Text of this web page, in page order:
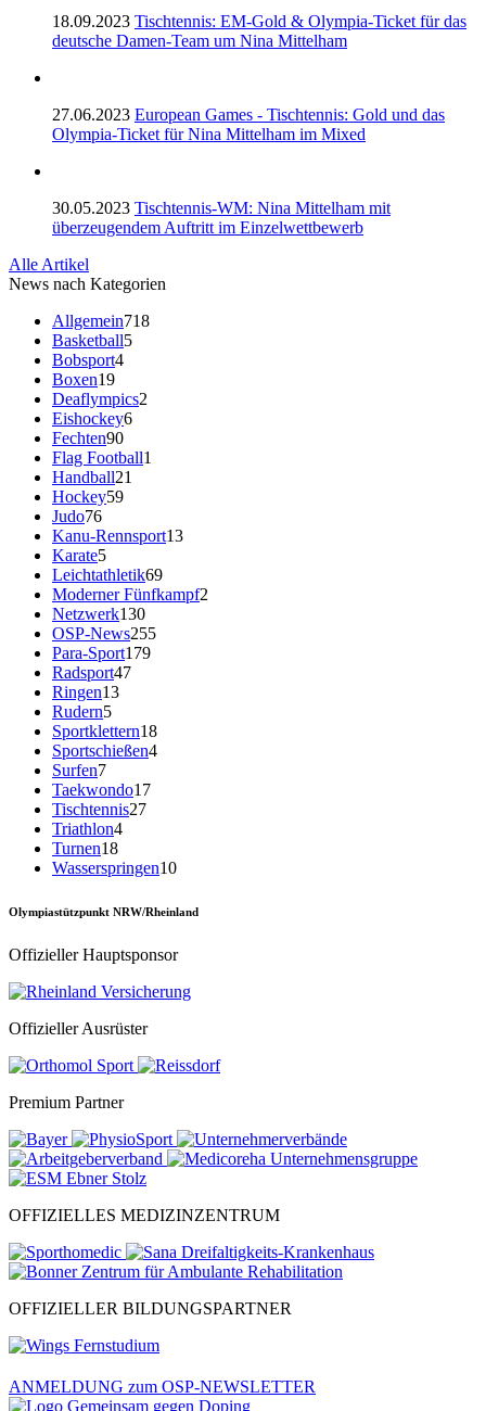
18.09.2023 Tischtennis: EM-Gold & Olympia-Ticket für das
deutsche Damen-Team um Nina Mittelham
27.06.2023 European Games - Tischtennis: Gold und das
Olympia-Ticket für Nina Mittelham im Mixed
30.05.2023 Tischtennis-WM: Nina Mittelham mit
überzeugendem Auftritt im Einzelwettbewerb
Alle Artikel
News nach Kategorien
Allgemein718
Basketball5
Bobsport4
Boxen19
Deaflympics2
Eishockey6
Fechten90
Flag Football1
Handball21
Hockey59
Judo76
Kanu-Rennsport13
Karate5
Leichtathletik69
Moderner Fünfkampf2
Netzwerk130
OSP-News255
Para-Sport179
Radsport47
Ringen13
Rudern5
Sportklettern18
Sportschießen4
Surfen7
Taekwondo17
Tischtennis27
Triathlon4
Turnen18
Wasserspringen10
Olympiastützpunkt NRW/Rheinland
Offizieller Hauptsponsor
Offizieller Ausrüster
Premium Partner
OFFIZIELLES MEDIZINZENTRUM
OFFIZIELLER BILDUNGSPARTNER
ANMELDUNG zum OSP-NEWSLETTER